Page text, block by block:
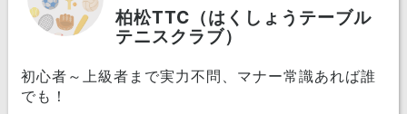
柏松TTC（はくしょうテーブル
テニスクラブ）
初心者～上級者まで実力不問、マナー常識あれば誰
でも！